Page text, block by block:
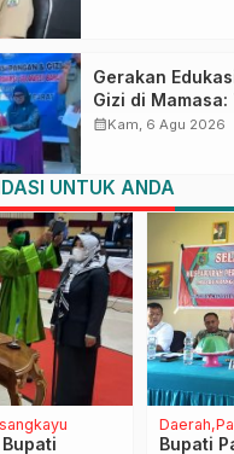
Gerakan
Gizi di
Pengetahuan dan
calendar_monthKam, 6 Agu 2026
UNTUK ANDA
Daerah
Bupati